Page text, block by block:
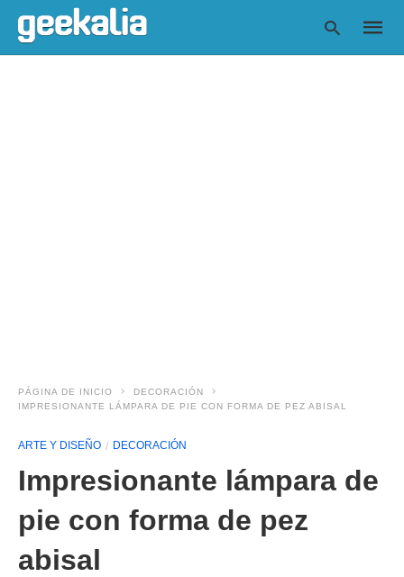
PÁGINA DE INICIO
DECORACIÓN
IMPRESIONANTE LÁMPARA DE PIE CON FORMA DE PEZ ABISAL
ARTE Y DISEÑO DECORACIÓN
Impresionante lámpara de
pie con forma de pez
abisal